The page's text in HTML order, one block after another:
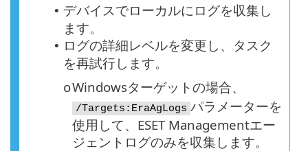
• デバイスでローカルにログを収集し
ます。
• ログの詳細レベルを変更し、タスク
を再試行します。
oWindowsターゲットの場合、
/Targets:EraAgLogs パラメーターを
使用して、ESET Managementエー
ジェントログのみを収集します。